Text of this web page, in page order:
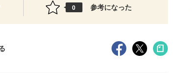
0 参考になった